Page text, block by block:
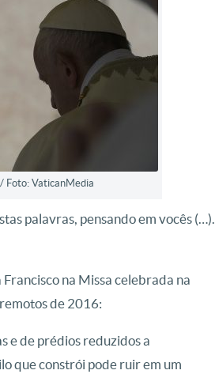
Foto: VaticanMedia
palavras, pensando em vocês (…).
na Missa celebrada na
de 2016:
e de prédios reduzidos a
que constrói pode ruir em um